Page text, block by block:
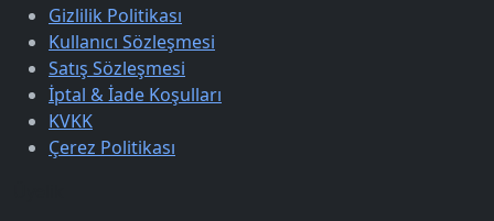
Gizlilik Politikası
Kullanıcı Sözleşmesi
Satış Sözleşmesi
İptal & İade Koşulları
KVKK
Çerez Politikası